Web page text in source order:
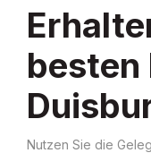
besten
Nutzen Sie die